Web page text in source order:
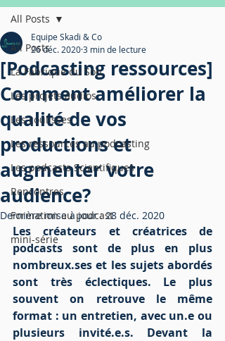
All Posts
La Fabrique du Son
Les projets audios
Les coulisses
Les ressources au podcasting
Les podcasts Scientifiques
Rencontres
Formation au podcast
mini-série
All Posts
[Podcasting ressources]
Comment améliorer la
qualité de vos
productions et
augmenter votre
audience?
Equipe Skadi & Co
26 déc. 20203 min de lecture
Dernière mise à jour :28 déc. 2020
Les créateurs et créatrices de
podcasts sont de plus en plus
nombreux.ses et les sujets abordés
sont très éclectiques. Le plus
souvent on retrouve le même
format : un entretien, avec un.e ou
plusieurs invité.e.s. Devant la